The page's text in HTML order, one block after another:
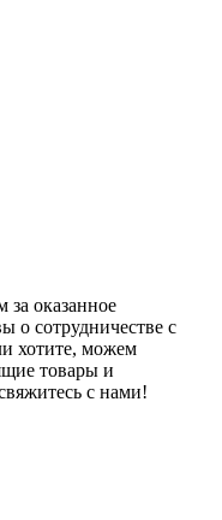
оказанное
о сотрудничестве с
хотите, можем
товары и
с нами!